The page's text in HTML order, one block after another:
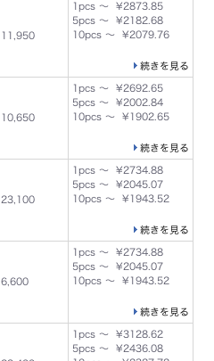
11,950
1pcs ～ ¥2873.85
5pcs ～ ¥2182.68
10pcs ～ ¥2079.76
続きを見る
10,650
1pcs ～ ¥2692.65
5pcs ～ ¥2002.84
10pcs ～ ¥1902.65
続きを見る
23,100
1pcs ～ ¥2734.88
5pcs ～ ¥2045.07
10pcs ～ ¥1943.52
続きを見る
6,600
1pcs ～ ¥2734.88
5pcs ～ ¥2045.07
10pcs ～ ¥1943.52
続きを見る
1pcs ～ ¥3128.62
5pcs ～ ¥2436.08